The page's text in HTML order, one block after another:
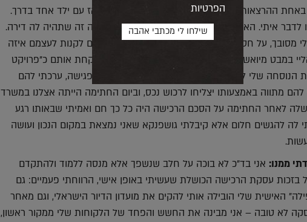
פגשתי במקרה באחת ההרצאות שהעברתי זוג צעיר, הם היו בני 30 דאז עם ילד אחד בדרך.
איתי. האישה פנתה אליי ואמרה לי שהחלום שלה זה שתהיה לה דירה.
מסובך, על חסכון של שקל לשקל כדי שאולי יוכלו פעם לקנות לעצמם איזה
במבט מיואש שלא אשכח עד סוף ימי. מבט שגרם לקחת אותם כ"פרויקט
הנוסחה שלי לרכישת דירה מוצלחת. הזמנתי אותם לפגישה, ערכתי להם
להם מתווה באמצעותו יצליחו לרכוש נכס, וביום החתימה הייתה אצלנו במשרד
לאחר החתימה על הסכם הרכישה היה כל כך חם ואמיתי שבאותו רגע
לה להגשים חלום אלא קיבלתי גושפנקא שאני נמצאת במקום הנכון ועושה
ממנו: אני בד"כ לא בוכה על חלב שנשפך אלא מנסה ללמוד ולהתקדם
עסקת הרכישה הכושלת שעשיתי באופן אישי, הרווחתי פעמיים: גם
האישית שלי הובילה אותי להקים את מועדון הדיור הישראלי, וגם מאחר
לא טובה – אני מבינה את החשש והפחד של הלקוחות שלי ממקור ראשון,
הפרטיות